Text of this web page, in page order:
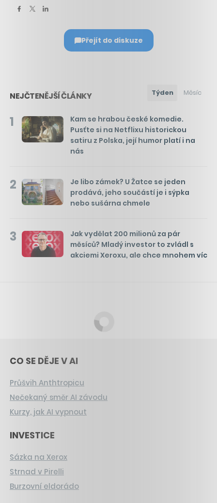
Přejít do diskuze
NEJČTENĚJŠÍ ČLÁNKY Týden Měsíc
1
Kam se hrabou české komedie.
Pusťte si na Netflixu historickou
satiru z Polska, její humor platí i na
nás
2
Je libo zámek? U Žatce se jeden
prodává, jeho součástí je i sýpka
nebo sušárna chmele
3
Jak vydělat 200 milionů za pár
měsíců? Mladý investor to zvládl s
akciemi Xeroxu, ale chce mnohem víc
CO SE DĚJE V AI
Průšvih Anthtropicu
Nečekaný směr AI závodu
Kurzy, jak AI vypnout
INVESTICE
Sázka na Xerox
Strnad v Pirelli
Burzovní eldorádo